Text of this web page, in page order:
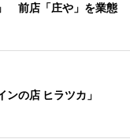
前店「庄や」を業態
ンの店 ヒラツカ」